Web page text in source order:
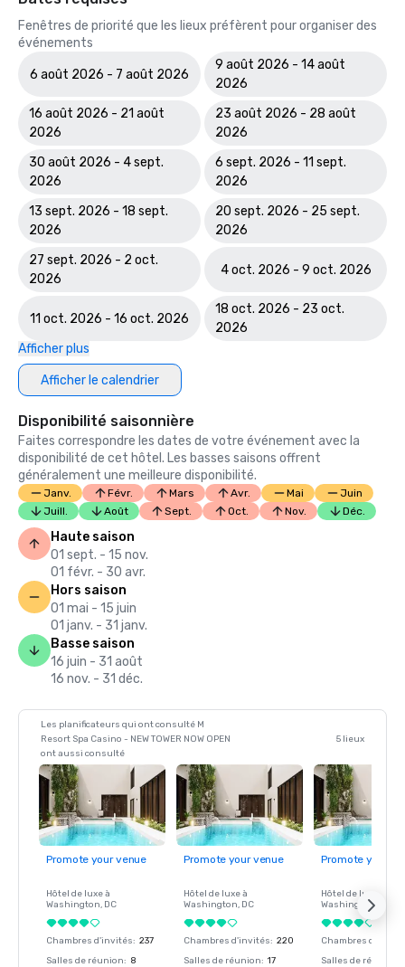
Fenêtres de priorité que les lieux préfèrent pour organiser des
événements
6 août 2026 - 7 août 2026
9 août 2026 - 14 août
2026
16 août 2026 - 21 août
2026
23 août 2026 - 28 août
2026
30 août 2026 - 4 sept.
2026
6 sept. 2026 - 11 sept.
2026
13 sept. 2026 - 18 sept.
2026
20 sept. 2026 - 25 sept.
2026
27 sept. 2026 - 2 oct.
2026
4 oct. 2026 - 9 oct. 2026
11 oct. 2026 - 16 oct. 2026
18 oct. 2026 - 23 oct.
2026
Afficher plus
Afficher le calendrier
Disponibilité saisonnière
Faites correspondre les dates de votre événement avec la
disponibilité de cet hôtel. Les basses saisons offrent
généralement une meilleure disponibilité.
Janv. Févr. Mars Avr. Mai
Juin
Juill.
Août Sept. Oct. Nov. Déc.
Haute saison
01 sept. - 15 nov.
01 févr. - 30 avr.
Hors saison
01 mai - 15 juin
01 janv. - 31 janv.
Basse saison
16 juin - 31 août
16 nov. - 31 déc.
Les planificateurs qui ont consulté M
Resort Spa Casino - NEW TOWER NOW OPEN
ont aussi consulté
5 lieux
Promote your venue
Hôtel de luxe à
Washington, DC
Chambres d'invités: 237
Salles de réunion: 8
Promote your venue
Hôtel de luxe à
Washington, DC
Chambres d'invités: 220
Salles de réunion: 17
Promote your
Hôtel de luxe à
Washington
Chambres
Salles de réunion